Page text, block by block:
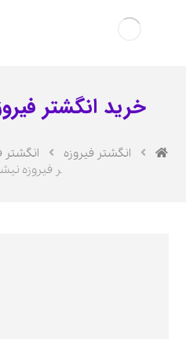
خرید انگشتر
انگشتر فیروزه انگشتر
ر فیروزه